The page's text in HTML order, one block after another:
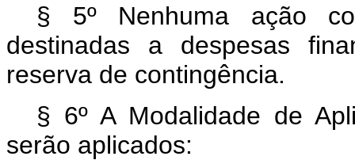
§ 5º Nenhuma ação
destinadas a despesas
reserva de contingência.
§ 6º A Modalidade de
serão aplicados: